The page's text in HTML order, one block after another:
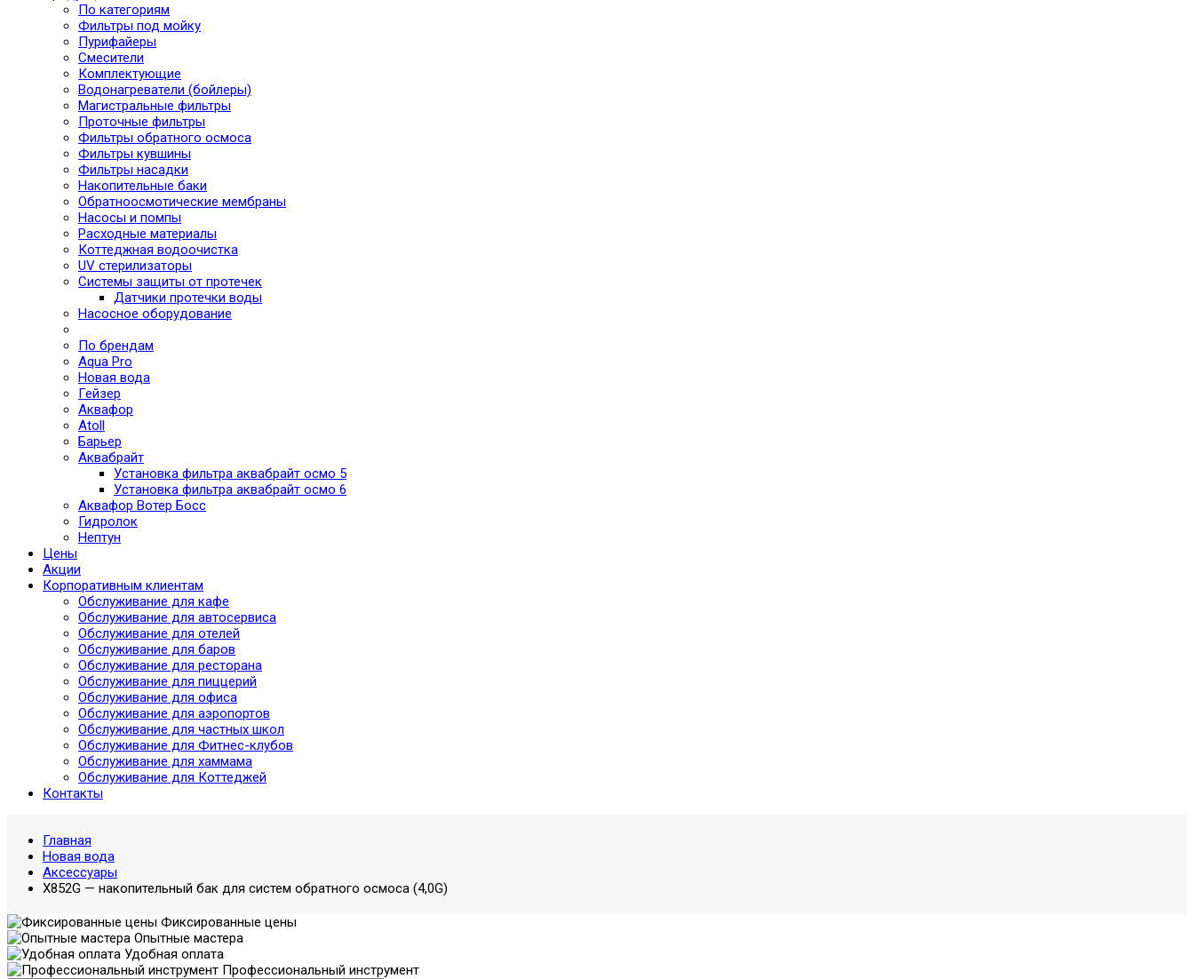
По категориям
Фильтры под мойку
Пурифайеры
Смесители
Комплектующие
Водонагреватели (бойлеры)
Магистральные фильтры
Проточные фильтры
Фильтры обратного осмоса
Фильтры кувшины
Фильтры насадки
Накопительные баки
Обратноосмотические мембраны
Насосы и помпы
Расходные материалы
Коттеджная водоочистка
UV стерилизаторы
Системы защиты от протечек
Датчики протечки воды
Насосное оборудование
По брендам
Aqua Pro
Новая вода
Гейзер
Аквафор
Atoll
Барьер
Аквабрайт
Установка фильтра аквабрайт осмо 5
Установка фильтра аквабрайт осмо 6
Аквафор Вотер Босс
Гидролок
Нептун
Цены
Акции
Корпоративным клиентам
Обслуживание для кафе
Обслуживание для автосервиса
Обслуживание для отелей
Обслуживание для баров
Обслуживание для ресторана
Обслуживание для пиццерий
Обслуживание для офиса
Обслуживание для аэропортов
Обслуживание для частных школ
Обслуживание для Фитнес-клубов
Обслуживание для хаммама
Обслуживание для Коттеджей
Контакты
Главная
Новая вода
Аксессуары
X852G — накопительный бак для систем обратного осмоса (4,0G)
Фиксированные цены
Опытные мастера
Удобная оплата
Профессиональный инструмент